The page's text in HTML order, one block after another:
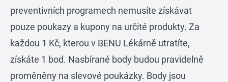
preventivních programech nemusíte získávat
pouze poukazy a kupony na určité produkty. Za
každou 1 Kč, kterou v BENU Lékárně utratíte,
získáte 1 bod. Nasbírané body budou pravidelně
proměněny na slevové poukázky. Body jsou